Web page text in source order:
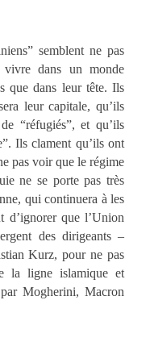
semblent ne pas
dans un monde
que dans leur tête. Ils
leur capitale, qu’ils
“réfugiés”, et qu’ils
Ils clament qu’ils ont
pas voir que le régime
ne se porte pas très
qui continuera à les
d’ignorer que l’Union
des dirigeants –
Kurz, pour ne pas
la ligne islamique et
Mogherini, Macron